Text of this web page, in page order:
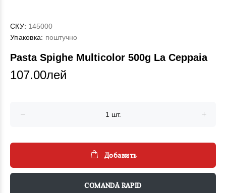
СКУ: 145000
Упаковка: поштучно
Pasta Spighe Multicolor 500g La Ceppaia
107.00лей
Добавить
COMANDĂ RAPID